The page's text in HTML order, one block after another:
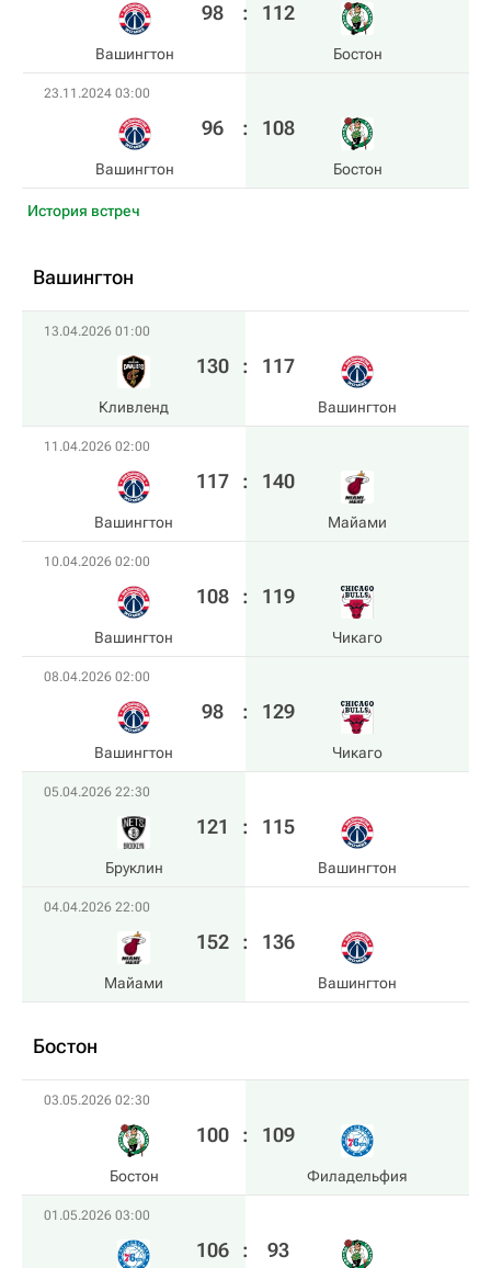
Вашингтон
98 : 112
Бостон
23.11.2024 03:00
Вашингтон
96 : 108
Бостон
История встреч
Вашингтон
13.04.2026 01:00
Кливленд
130 : 117
Вашингтон
11.04.2026 02:00
Вашингтон
117 : 140
Майами
10.04.2026 02:00
Вашингтон
108 : 119
Чикаго
08.04.2026 02:00
Вашингтон
98 : 129
Чикаго
05.04.2026 22:30
Бруклин
121 : 115
Вашингтон
04.04.2026 22:00
Майами
152 : 136
Вашингтон
Бостон
03.05.2026 02:30
Бостон
100 : 109
Филадельфия
01.05.2026 03:00
106 : 93